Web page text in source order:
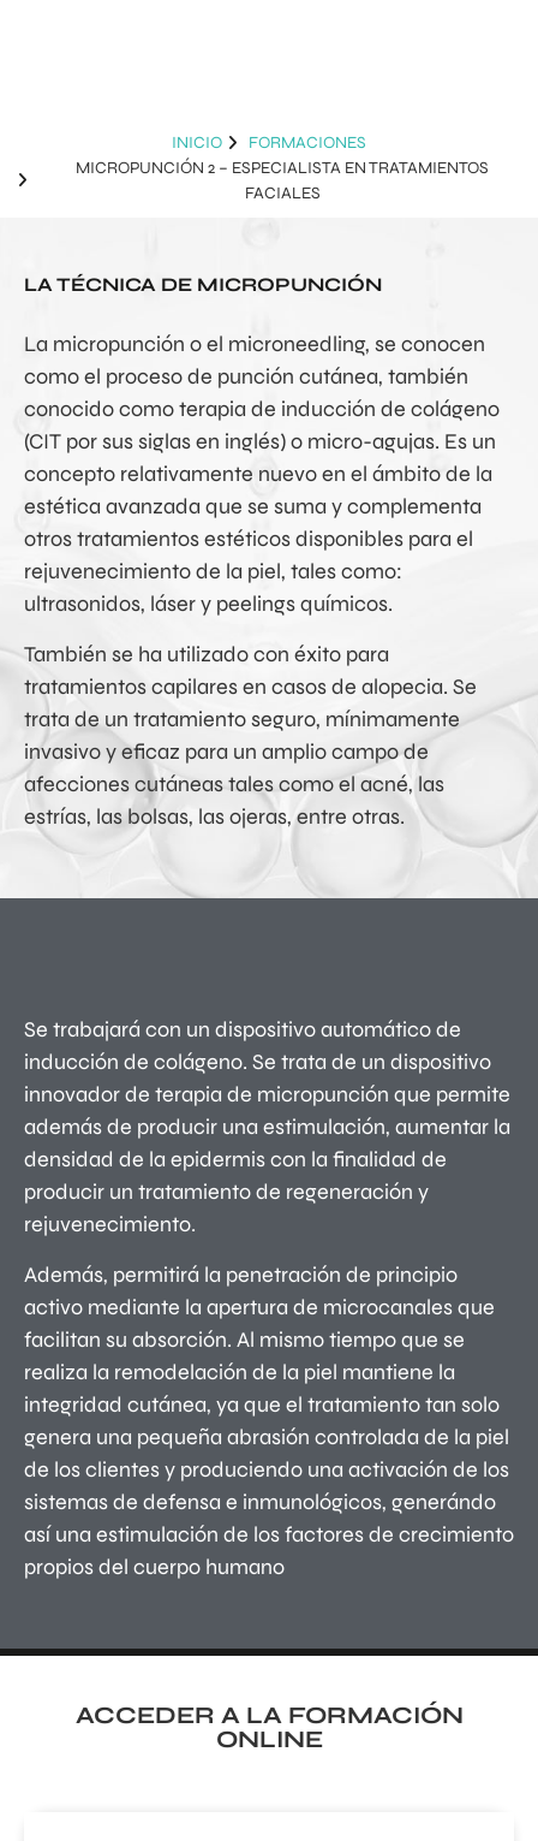
INICIO
FORMACIONES
MICROPUNCIÓN 2 – ESPECIALISTA EN TRATAMIENTOS
FACIALES
LA TÉCNICA DE MICROPUNCIÓN
La micropunción o el microneedling, se conocen
como el proceso de punción cutánea, también
conocido como terapia de inducción de colágeno
(CIT por sus siglas en inglés) o micro-agujas. Es un
concepto relativamente nuevo en el ámbito de la
estética avanzada que se suma y complementa
otros tratamientos estéticos disponibles para el
rejuvenecimiento de la piel, tales como:
ultrasonidos, láser y peelings químicos.
También se ha utilizado con éxito para
tratamientos capilares en casos de alopecia. Se
trata de un tratamiento seguro, mínimamente
invasivo y eficaz para un amplio campo de
afecciones cutáneas tales como el acné, las
estrías, las bolsas, las ojeras, entre otras.
Se trabajará con un dispositivo automático de
inducción de colágeno. Se trata de un dispositivo
innovador de terapia de micropunción que permite
además de producir una estimulación, aumentar la
densidad de la epidermis con la finalidad de
producir un tratamiento de regeneración y
rejuvenecimiento.
Además, permitirá la penetración de principio
activo mediante la apertura de microcanales que
facilitan su absorción. Al mismo tiempo que se
realiza la remodelación de la piel mantiene la
integridad cutánea, ya que el tratamiento tan solo
genera una pequeña abrasión controlada de la piel
de los clientes y produciendo una activación de los
sistemas de defensa e inmunológicos, generándo
así una estimulación de los factores de crecimiento
propios del cuerpo humano
ACCEDER A LA FORMACIÓN
ONLINE